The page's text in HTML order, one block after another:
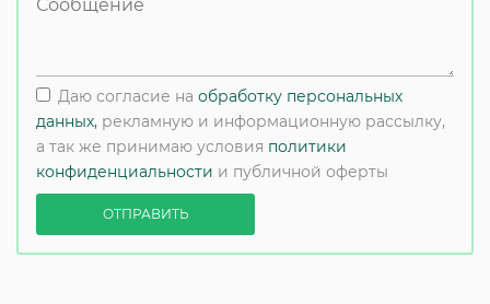
Даю согласие на обработку персональных
данных, рекламную и информационную рассылку,
а так же принимаю условия политики
конфиденциальности и публичной оферты
ОТПРАВИТЬ